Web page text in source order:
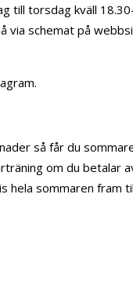
till torsdag kväll
via schemat på
så får du
om du betalar
hela sommaren fram